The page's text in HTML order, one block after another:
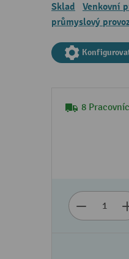
Sklad Venkovní
průmyslový
8